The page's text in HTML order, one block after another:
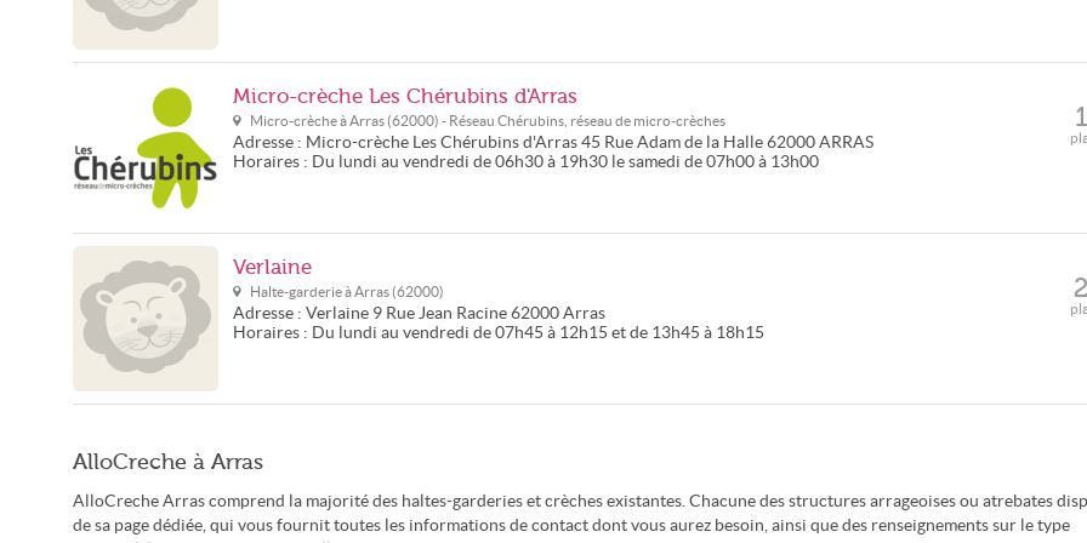
Micro-crèche Les Chérubins d'Arras
Micro-crèche àArras (62000) - Réseau Chérubins, réseau de micro-crèches
Adresse : Micro-crèche Les Chérubins d'Arras 45 Rue Adam de la Halle 62000 ARRAS
Horaires : Du lundi au vendredi de 06h30 à 19h30 le samedi de 07h00 à 13h00
Verlaine
Halte-garderie àArras (62000)
Adresse : Verlaine 9 Rue Jean Racine 62000 Arras
Horaires : Du lundi au vendredi de 07h45 à 12h15 et de 13h45 à 18h15
AlloCreche à Arras
AlloCreche Arras comprend la majorité des haltes-garderies et crèches existantes. Chacune des structures arrageoises ou atrebates
de sa page dédiée, qui vous fournit toutes les informations de contact dont vous aurez besoin, ainsi que des renseignements sur le type